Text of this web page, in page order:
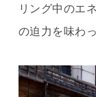
リング中のエ
の迫力を味わ